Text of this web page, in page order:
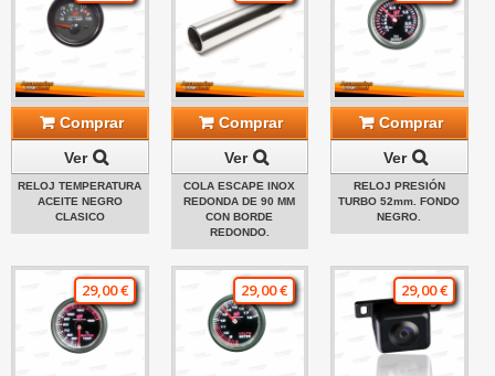
Comprar
Ver
RELOJ TEMPERATURA
ACEITE NEGRO
CLASICO
Comprar
Ver
COLA ESCAPE INOX
REDONDA DE 90 MM
CON BORDE
REDONDO.
Comprar
Ver
RELOJ PRESIÓN
TURBO 52mm. FONDO
NEGRO.
29,00 € 29,00 € 29,00 €